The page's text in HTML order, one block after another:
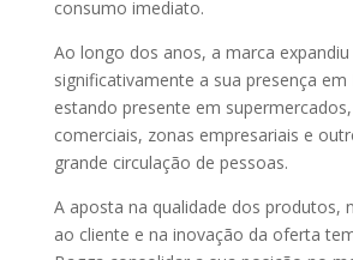
consumo imediato.
Ao longo dos anos, a marca expandiu
significativamente a sua presença em
estando presente em
comerciais, zonas empresariais e
grande circulação de pessoas.
A aposta na qualidade dos produtos,
ao cliente e na inovação da oferta